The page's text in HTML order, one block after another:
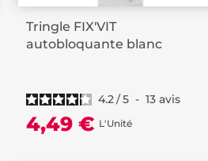
Tringle FIX'VIT
autobloquante blanc
4.2/5 - 13 avis
4,49 € L'Unité